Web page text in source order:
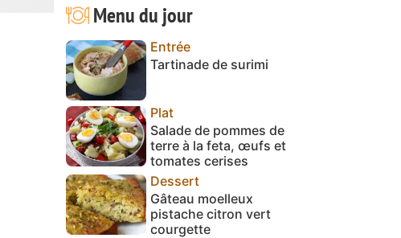
Menu du jour
Entrée
Tartinade de surimi
Plat
Salade de pommes de
terre à la feta, œufs et
tomates cerises
Dessert
Gâteau moelleux
pistache citron vert
courgette